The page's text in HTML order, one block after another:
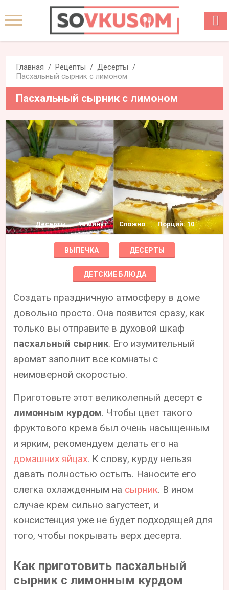
Главная Рецепты
Десерты
Пасхальный сырник с лимоном
Пасхальный сырник с лимоном
Десерты 90 минут Сложно Порций: 10
ВЫПЕЧКА ДЕСЕРТЫ
ДЕТСКИЕ БЛЮДА
Создать праздничную атмосферу в доме
довольно просто. Она появится сразу, как
только вы отправите в духовой шкаф
пасхальный сырник. Его изумительный
аромат заполнит все комнаты с
неимоверной скоростью.
Приготовьте этот великолепный десерт с
лимонным курдом. Чтобы цвет такого
фруктового крема был очень насыщенным
и ярким, рекомендуем делать его на
домашних яйцах. К слову, курду нельзя
давать полностью остыть. Наносите его
слегка охлажденным на сырник. В ином
случае крем сильно загустеет, и
консистенция уже не будет подходящей для
того, чтобы покрывать верх десерта.
Как приготовить пасхальный
сырник с лимонным курдом